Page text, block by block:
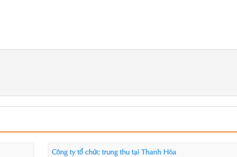
Công ty tổ chức trung thu tại Thanh Hóa